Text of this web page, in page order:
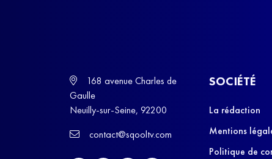
168 avenue Charles de
Gaulle
Neuilly-sur-Seine, 92200
contact@sqooltv.com
SOCIÉTÉ
La rédaction
Mentions
Politique de